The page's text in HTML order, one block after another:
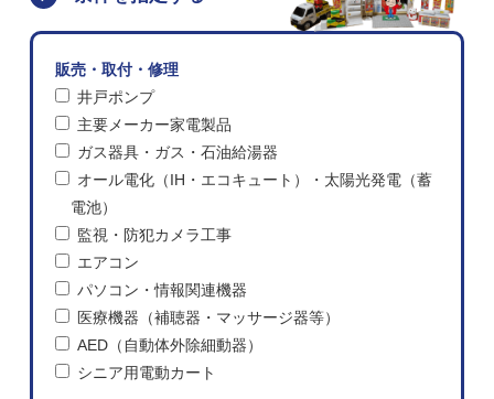
販売・取付・修理
井戸ポンプ
主要メーカー家電製品
ガス器具・ガス・石油給湯器
オール電化（IH・エコキュート）・太陽光発電（蓄
電池）
監視・防犯カメラ工事
エアコン
パソコン・情報関連機器
医療機器（補聴器・マッサージ器等）
AED（自動体外除細動器）
シニア用電動カート